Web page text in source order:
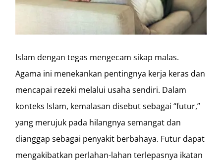
Islam dengan tegas mengecam sikap malas.
Agama ini menekankan pentingnya kerja keras dan
mencapai rezeki melalui usaha sendiri. Dalam
konteks Islam, kemalasan disebut sebagai “futur,”
yang merujuk pada hilangnya semangat dan
dianggap sebagai penyakit berbahaya. Futur dapat
mengakibatkan perlahan-lahan terlepasnya ikatan